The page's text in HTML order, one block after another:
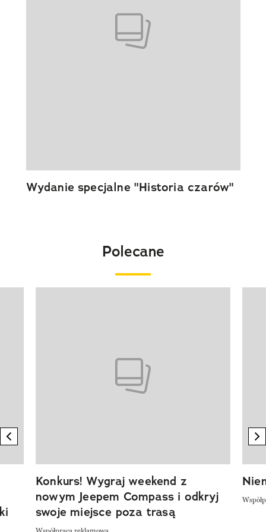
Wydanie specjalne "Historia czarów"
Polecane
previous element
Konkurs! Wygraj weekend z
nowym Jeepem Compass i odkryj
swoje miejsce poza trasą